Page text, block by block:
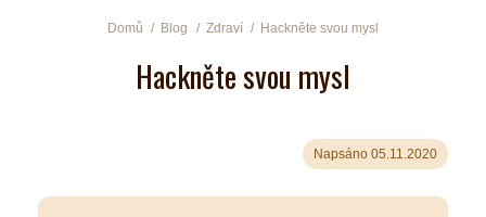
Domů Blog Zdraví Hackněte svou mysl
Hackněte svou mysl
Napsáno 05.11.2020